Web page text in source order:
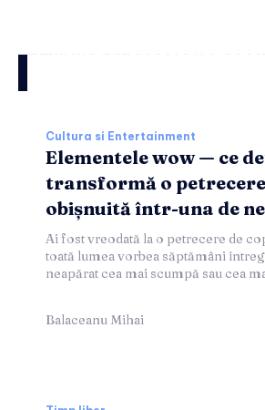
Cultura si Entertainment
Elementele wow — ce
transformă o petrecere
obișnuită într-una de
Ai fost vreodată la o petrecere de
toată lumea vorbea săptămâni
neapărat cea mai scumpă sau cea
Balaceanu Mihai